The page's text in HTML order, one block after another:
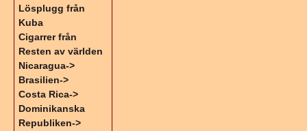
Lösplugg från
Kuba
Cigarrer från
Resten av världen
Nicaragua->
Brasilien->
Costa Rica->
Dominikanska
Republiken->